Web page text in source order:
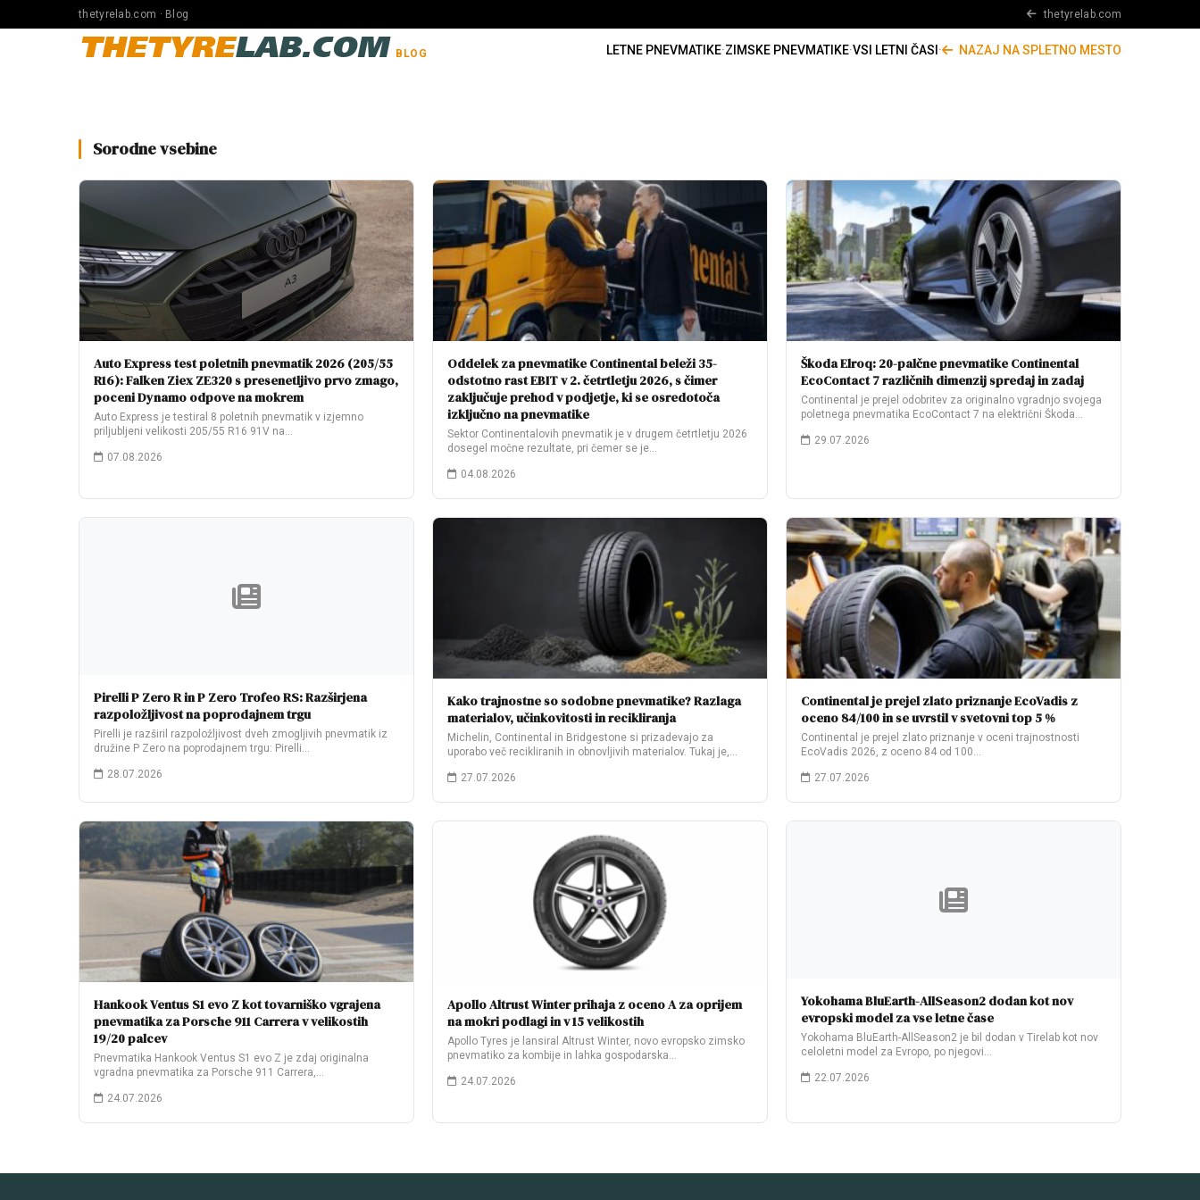
thetyrelab.com · Blog thetyrelab.com
THETYRELAB.COM BLOG LETNE PNEVMATIKE·ZIMSKE PNEVMATIKE·VSI LETNI ČASI · NAZAJ NA SPLETNO MESTO
Sorodne vsebine
Auto Express test poletnih pnevmatik 2026 (205/55
R16): Falken Ziex ZE320 s presenetljivo prvo zmago,
poceni Dynamo odpove na mokrem
Auto Express je testiral 8 poletnih pnevmatik v izjemno
priljubljeni velikosti 205/55 R16 91V na…
07.08.2026
Oddelek za pnevmatike Continental beleži 35-
odstotno rast EBIT v 2. četrtletju 2026, s čimer
zaključuje prehod v podjetje, ki se osredotoča
izključno na pnevmatike
Sektor Continentalovih pnevmatik je v drugem četrtletju 2026
dosegel močne rezultate, pri čemer se je…
04.08.2026
Škoda Elroq: 20-palčne pnevmatike Continental
EcoContact 7 različnih dimenzij spredaj in zadaj
Continental je prejel odobritev za originalno vgradnjo svojega
poletnega pnevmatika EcoContact 7 na električni Škoda…
29.07.2026
Pirelli P Zero R in P Zero Trofeo RS: Razširjena
razpoložljivost na poprodajnem trgu
Pirelli je razširil razpoložljivost dveh zmogljivih pnevmatik iz
družine P Zero na poprodajnem trgu: Pirelli…
28.07.2026
Kako trajnostne so sodobne pnevmatike? Razlaga
materialov, učinkovitosti in recikliranja
Michelin, Continental in Bridgestone si prizadevajo za
uporabo več recikliranih in obnovljivih materialov. Tukaj je,…
27.07.2026
Continental je prejel zlato priznanje EcoVadis z
oceno 84/100 in se uvrstil v svetovni top 5 %
Continental je prejel zlato priznanje v oceni trajnostnosti
EcoVadis 2026, z oceno 84 od 100…
27.07.2026
Hankook Ventus S1 evo Z kot tovarniško vgrajena
pnevmatika za Porsche 911 Carrera v velikostih
19/20 palcev
Pnevmatika Hankook Ventus S1 evo Z je zdaj originalna
vgradna pnevmatika za Porsche 911 Carrera,…
24.07.2026
Apollo Altrust Winter prihaja z oceno A za oprijem
na mokri podlagi in v 15 velikostih
Apollo Tyres je lansiral Altrust Winter, novo evropsko zimsko
pnevmatiko za kombije in lahka gospodarska…
24.07.2026
Yokohama BluEarth-AllSeason2 dodan kot nov
evropski model za vse letne čase
Yokohama BluEarth-AllSeason2 je bil dodan v Tirelab kot nov
celoletni model za Evropo, po njegovi…
22.07.2026